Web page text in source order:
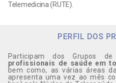
Telemedicina (RUTE).
PERFIL DOS
Participam dos Grupos de
profissionais de saúde em
bem como, as várias áreas
apresenta uma vez ao mês